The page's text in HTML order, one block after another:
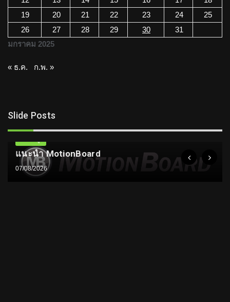
มกราคม 2025
19
20 21 22 23 24
25
26
27 28 29 30 31
« ธ.ค. ก.พ. »
Slide Posts
แนะนำ MotionBoard
07/08/2026